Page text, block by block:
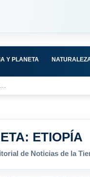
Y PLANETA
ETIOPÍA
de Noticias de la